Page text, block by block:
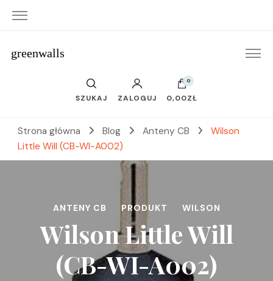
greenwalls
SZUKAJ ZALOGUJ
0
0,00ZŁ
Strona główna Blog Anteny CB
Wilson
Little Will (CB-WI-A002)
ANTENY CB PRODUKT WILSON
Wilson Little Will
(CB-WI-A002)